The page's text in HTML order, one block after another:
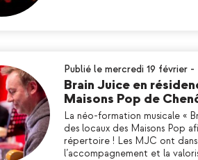
Publié le mercredi 19 février -
Brain Juice en
Maisons Pop de
La néo-formation musicale «
des locaux des Maisons Pop
répertoire ! Les MJC ont
l’accompagnement et la